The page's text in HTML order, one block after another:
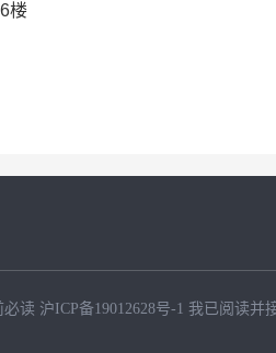
楼
必读 沪ICP备19012628号-1 我已阅读并